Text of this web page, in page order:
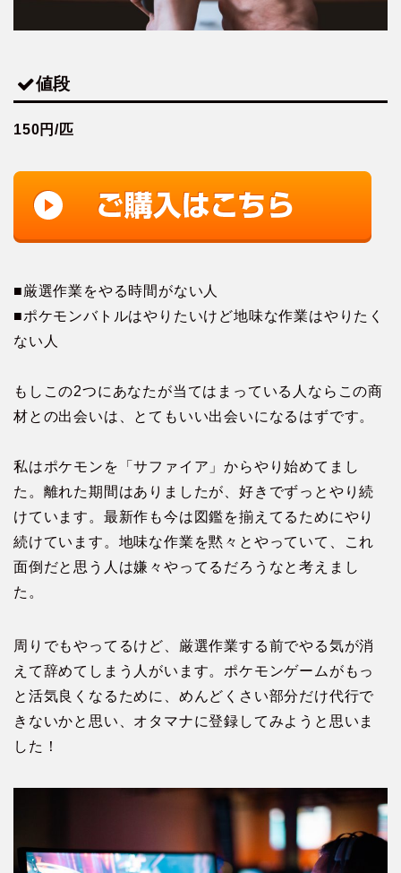
値段
150円/匹
■厳選作業をやる時間がない人
■ポケモンバトルはやりたいけど地味な作業はやりたく
ない人
もしこの2つにあなたが当てはまっている人ならこの商
材との出会いは、とてもいい出会いになるはずです。
私はポケモンを「サファイア」からやり始めてまし
た。離れた期間はありましたが、好きでずっとやり続
けています。最新作も今は図鑑を揃えてるためにやり
続けています。地味な作業を黙々とやっていて、これ
面倒だと思う人は嫌々やってるだろうなと考えまし
た。
周りでもやってるけど、厳選作業する前でやる気が消
えて辞めてしまう人がいます。ポケモンゲームがもっ
と活気良くなるために、めんどくさい部分だけ代行で
きないかと思い、オタマナに登録してみようと思いま
した！